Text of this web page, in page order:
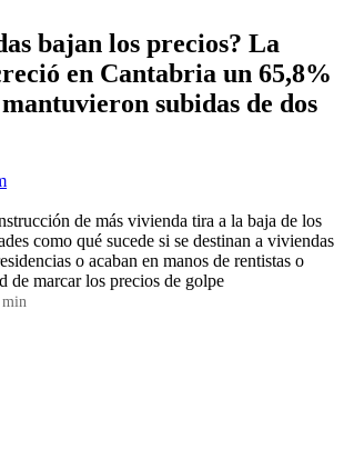
bajan los precios? La
en Cantabria un 65,8%
subidas de dos
de más vivienda tira a la baja de los
como qué sucede si se destinan a viviendas
o acaban en manos de rentistas o
de marcar los precios de golpe
min